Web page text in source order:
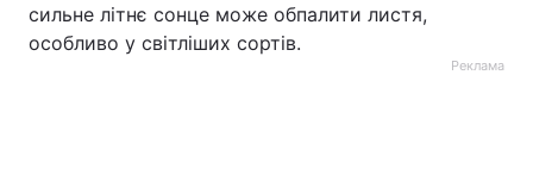
сильне літнє сонце може обпалити листя,
особливо у світліших сортів.
Реклама